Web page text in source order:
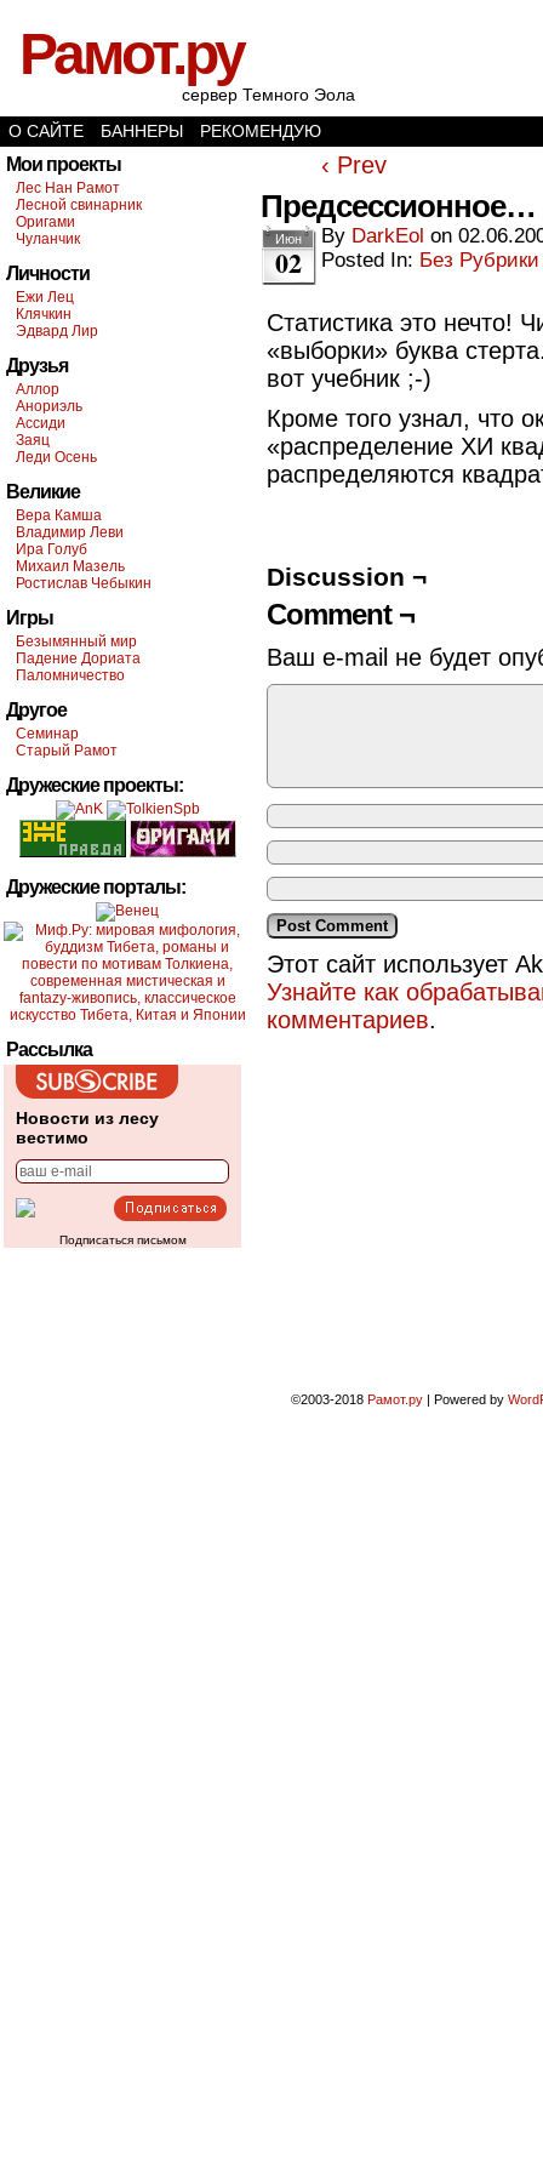
Рамот.ру
сервер Темного Эола
О САЙТЕ
БАННЕРЫ РЕКОМЕНДУЮ
Мои проекты
Лес Нан Рамот
Лесной свинарник
Оригами
Чуланчик
Личности
Ежи Лец
Клячкин
Эдвард Лир
Друзья
Аллор
Анориэль
Ассиди
Заяц
Леди Осень
Великие
Вера Камша
Владимир Леви
Ира Голуб
Михаил Мазель
Ростислав Чебыкин
Игры
Безымянный мир
Падение Дориата
Паломничество
Другое
Семинар
Старый Рамот
Дружеские проекты:
Дружеские порталы:
Рассылка
Новости из лесу
вестимо
Подписаться письмом
‹ Prev
Предсессионное…
Июн
02
By DarkEol on
Posted In: Без Рубрики
Статистика это нечто!
«выборки» буква
вот учебник ;-)
Кроме того узнал, что
«распределение ХИ
распределяются
Discussion ¬
Comment ¬
Ваш e-mail не будет
Этот сайт использует
Узнайте как
комментариев.
©2003-2018 Рамот.ру | Powered by